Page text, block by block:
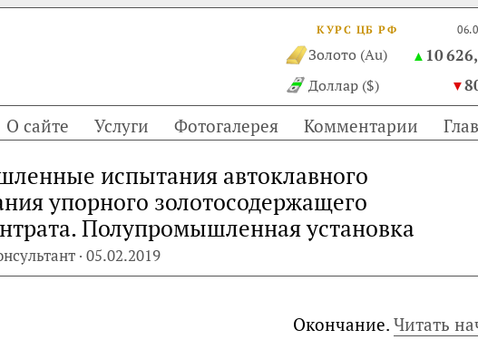
КУРС ЦБ РФ
Золото (Au) ▲ 10
Доллар ($) ▼
О сайте Услуги Фотогалерея Комментарии
испытания автоклавного
упорного золотосодержащего
Полупромышленная установка
· 05.02.2019
Окончание. Читать